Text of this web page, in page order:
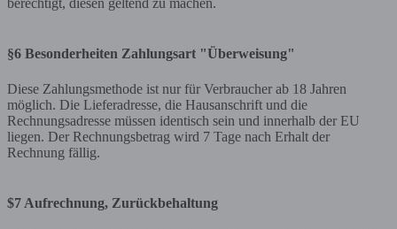
berechtigt, diesen geltend zu machen.
§6 Besonderheiten Zahlungsart "Überweisung"
Diese Zahlungsmethode ist nur für Verbraucher ab 18 Jahren
möglich. Die Lieferadresse, die Hausanschrift und die
Rechnungsadresse müssen identisch sein und innerhalb der EU
liegen. Der Rechnungsbetrag wird 7 Tage nach Erhalt der
Rechnung fällig.
$7 Aufrechnung, Zurückbehaltung